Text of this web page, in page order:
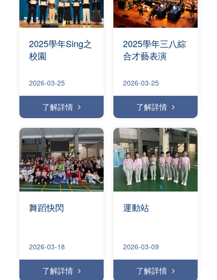
2025學年Sing之
校園
2026-03-25
了解詳情
2025學年三八綜
合才藝表演
2026-03-25
了解詳情
舞蹈快閃
2026-03-18
了解詳情
運動站
2026-03-09
了解詳情